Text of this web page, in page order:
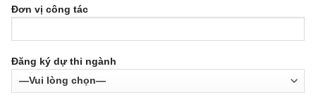
Đơn vị công tác
Đăng ký dự thi ngành